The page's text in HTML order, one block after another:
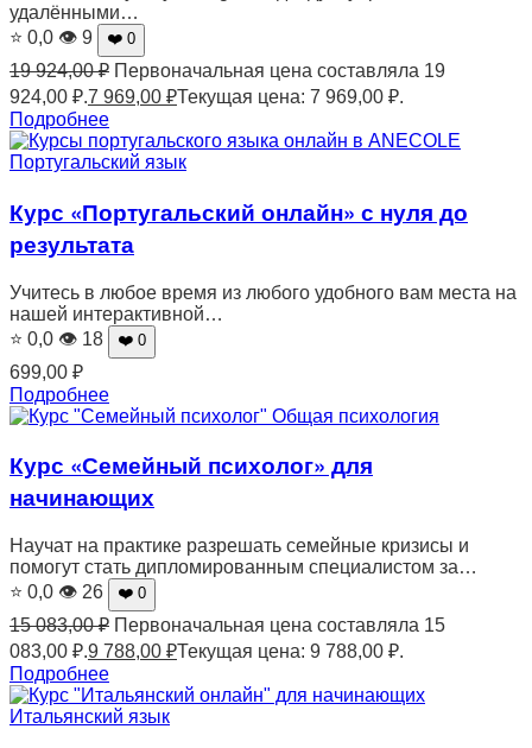
удалёнными…
⭐ 0,0 👁 9 ❤️ 0
19 924,00₽ Первоначальная цена составляла 19
924,00 ₽.7 969,00 ₽Текущая цена: 7 969,00 ₽.
Подробнее
Португальский язык
Курс «Португальский онлайн» с нуля до
результата
Учитесь в любое время из любого удобного вам места на
нашей интерактивной…
⭐ 0,0 👁 18 ❤️ 0
699,00 ₽
Подробнее
Общая психология
Курс «Семейный психолог» для
начинающих
Научат на практике разрешать семейные кризисы и
помогут стать дипломированным специалистом за…
⭐ 0,0 👁 26 ❤️ 0
15 083,00₽ Первоначальная цена составляла 15
083,00 ₽.9 788,00 ₽Текущая цена: 9 788,00 ₽.
Подробнее
Итальянский язык